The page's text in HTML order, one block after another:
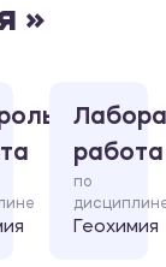
»
работа
по
Геохимия